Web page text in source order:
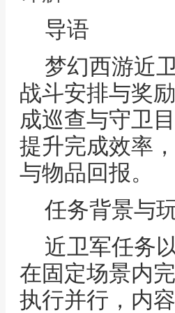
导语
梦幻西游近
战斗安排与奖
成巡查与守卫
提升完成效率
与物品回报。
任务背景与
近卫军任务
在固定场景内
执行并行，内